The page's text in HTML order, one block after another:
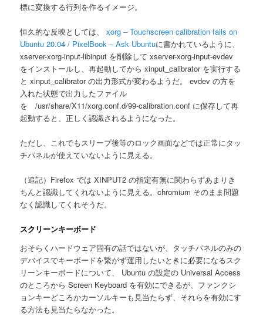
標に変換する行列を作るイメージ。
恒久的な反映としては、xorg – Touchscreen calibration fails on
Ubuntu 20.04 / PixelBook – Ask Ubuntuに書かれているように、
xserver-xorg-input-libinput を削除して xserver-xorg-input-evdev
をインストールし、再起動してから xinput_calibrator を実行する
と xinput_calibrator の出力形式が変わるようだ。 evdev の方を
入れた状態で出力したファイル
を /usr/share/X11/xorg.conf.d/99-calibration.conf に保存して再
起動すると、正しく認識されるようになった。
ただし、これでもスリープ後等のロック画面などでは正常にタッ
チパネルが使えていないように見える。
（追記）Firefox では XINPUT2 の指定有無に関わらずあまりき
ちんと認識してくれないように見える。chromium そのまま問題
なく認識してくれそうだ。
スクリーンキーボード
おそらくハードウェア固有の話ではないが、タッチパネルのみの
デバイスでキーボードを繋がず運用したいときに必要になるスク
リーンキーボードについて、 Ubuntu の設定の Universal Access
のところから Screen Keyboard を有効にできるが、ファンクシ
ョンキーどころかカーソルキーも見当たらず、それらを有効にす
る方法も見当たらなかった。